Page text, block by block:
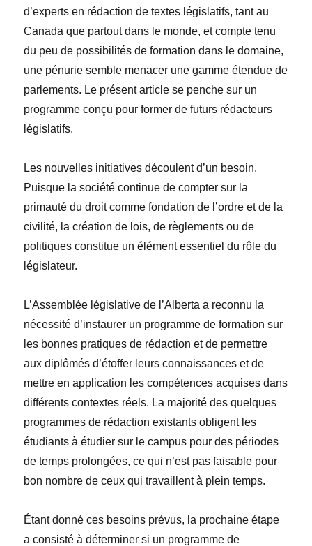
d’experts en rédaction de textes législatifs, tant au
Canada que partout dans le monde, et compte tenu
du peu de possibilités de formation dans le domaine,
une pénurie semble menacer une gamme étendue de
parlements. Le présent article se penche sur un
programme conçu pour former de futurs rédacteurs
législatifs.
Les nouvelles initiatives découlent d’un besoin.
Puisque la société continue de compter sur la
primauté du droit comme fondation de l’ordre et de la
civilité, la création de lois, de règlements ou de
politiques constitue un élément essentiel du rôle du
législateur.
L’Assemblée législative de l’Alberta a reconnu la
nécessité d’instaurer un programme de formation sur
les bonnes pratiques de rédaction et de permettre
aux diplômés d’étoffer leurs connaissances et de
mettre en application les compétences acquises dans
différents contextes réels. La majorité des quelques
programmes de rédaction existants obligent les
étudiants à étudier sur le campus pour des périodes
de temps prolongées, ce qui n’est pas faisable pour
bon nombre de ceux qui travaillent à plein temps.
Étant donné ces besoins prévus, la prochaine étape
a consisté à déterminer si un programme de